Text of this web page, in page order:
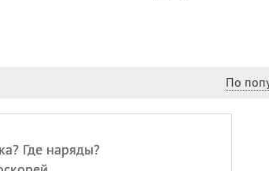
По
Где наряды?